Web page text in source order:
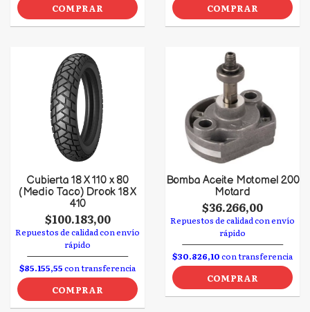
COMPRAR COMPRAR
Cubierta 18 X 110 x 80
(Medio Taco) Drook 18 X
410
$100.183,00
Repuestos de calidad con envío
rápido
$85.155,55con transferencia
COMPRAR
Bomba Aceite Motomel 200
Motard
$36.266,00
Repuestos de calidad con envío
rápido
$30.826,10con transferencia
COMPRAR